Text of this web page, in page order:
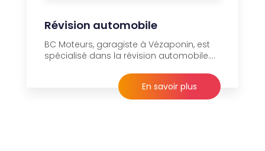
Révision automobile
BC Moteurs, garagiste à Vézaponin, est
spécialisé dans la révision automobile....
En savoir plus